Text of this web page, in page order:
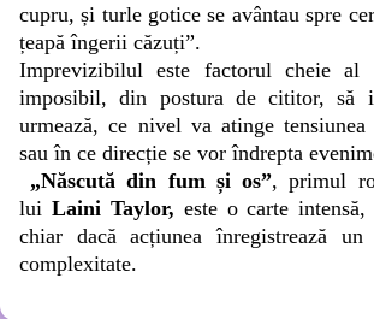
cupru, și turle gotice se avântau spre
țeapă îngerii căzuți”.
Imprevizibilul este factorul cheie al
imposibil, din postura de cititor, să
urmează, ce nivel va atinge tensiunea
sau în ce direcție se vor îndrepta
„Născută din fum și os”, primul
lui Laini Taylor, este o carte
chiar dacă acțiunea înregistrează
complexitate.